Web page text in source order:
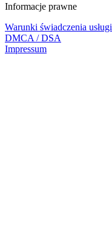
Informacje prawne
Warunki świadczenia usługi
DMCA / DSA
Impressum